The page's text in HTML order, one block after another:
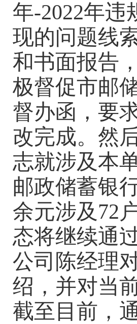
年-2022年违
现的问题线
和书面报告
极督促市邮
督办函，要
改完成。然
志就涉及本
邮政储蓄银
余元涉及72
态将继续通
公司陈经理
绍，并对当
截至目前，